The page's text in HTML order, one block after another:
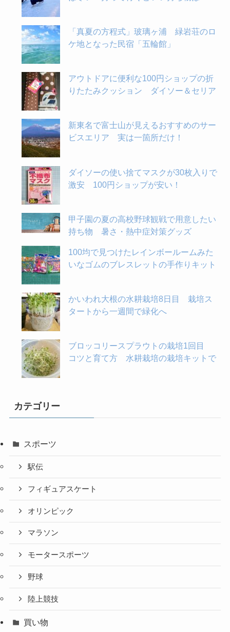
「真夏の方程式」玻璃ヶ浦 緑岩荘のロ
ケ地となった民宿「五輪館」
アウトドアに便利な100円ショップの折
りたたみクッション ダイソー＆セリア
新東名で富士山が見えるおすすめのサー
ビスエリア 実は一箇所だけ！
ダイソーの使い捨てマスクが30枚入りで
激安 100円ショップが安い！
甲子園の夏の高校野球観戦で用意したい
持ち物 暑さ・熱中症対策グッズ
100均で見つけたレインボールームみた
いなゴムのブレスレットの手作りキット
かいわれ大根の水耕栽培8日目 栽培ス
タートから一週間で緑化へ
ブロッコリースプラウトの栽培1回目
コツと育て方 水耕栽培の栽培キットで
カテゴリー
スポーツ
駅伝
フィギュアスケート
オリンピック
マラソン
モータースポーツ
野球
陸上競技
買い物